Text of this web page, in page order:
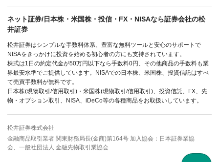
ネット証券/日本株・米国株・投信・FX・NISAなら証券会社の松
井証券
松井証券はシンプルな手数料体系、豊富な無料ツールと安心のサポートで
NISAをきっかけに投資を始める初心者の方にも支持されています。
株式は1日の約定代金が50万円以下なら手数料0円、その他商品の手数料も業
界最安水準でご提供しています。NISAでの日本株、米国株、投資信託はすべ
て売買手数料が無料です。
日本株(現物取引/信用取引)・米国株(現物取引/信用取引)、投資信託、FX、先
物・オプション取引、NISA、iDeCo等の各種商品をお取扱いしています。
松井証券株式会社
金融商品取引業者 関東財務局長(金商)第164号 加入協会：日本証券業協
会、一般社団法人 金融先物取引業協会